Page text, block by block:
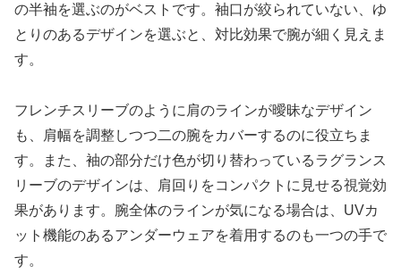
の半袖を選ぶのがベストです。袖口が絞られていない、ゆ
とりのあるデザインを選ぶと、対比効果で腕が細く見えま
す。
フレンチスリーブのように肩のラインが曖昧なデザイン
も、肩幅を調整しつつ二の腕をカバーするのに役立ちま
す。また、袖の部分だけ色が切り替わっているラグランス
リーブのデザインは、肩回りをコンパクトに見せる視覚効
果があります。腕全体のラインが気になる場合は、UVカ
ット機能のあるアンダーウェアを着用するのも一つの手で
す。